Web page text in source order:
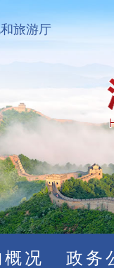
旅游厅
况 政务